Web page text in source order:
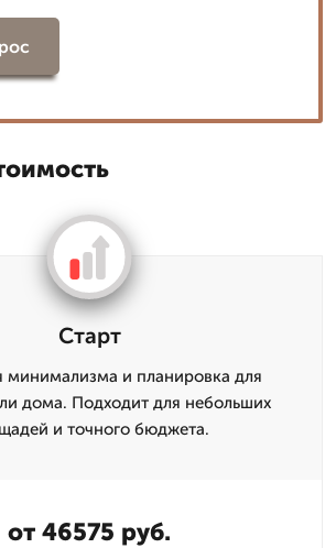
Старт
минимализма и планировка для
дома. Подходит для небольших
и точного бюджета.
от 46575 руб.